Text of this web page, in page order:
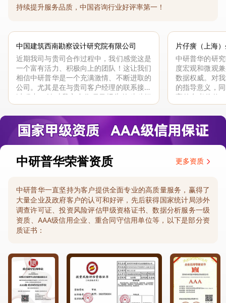
持续提升服务品质，中国咨询行业好评率第一！
中国建筑西南勘察设计研究院有限公司
近期我司与贵司合作过程中，我们感觉这是
一个富有活力、积极向上的团队！这让我们
相信中研普华是一个充满激情、不断进取的
公司。尤其是在与贵司客户经理的联系接洽
过程中，针对我方合作项目报告的种种细
节，及时细致缜密地协助与项目部沟通、探
讨和完善...
片仔癀（上海
中研普华的研
度宏观和微观
数据权威。对
的指导意义，
高的参考价值
体化”服务和行
司继续...
中研普华荣誉资质 更多资质
中研普华一直坚持为客户提供全面专业的高质量服务，赢得了
大量企业及政府客户的认可和好评，先后获得国家统计局涉外
调查许可证、投资风险评估甲级资格证书、数据分析服务一级
资质、AAA级信用企业、重合同守信用单位等，以下是部分资
质证书：